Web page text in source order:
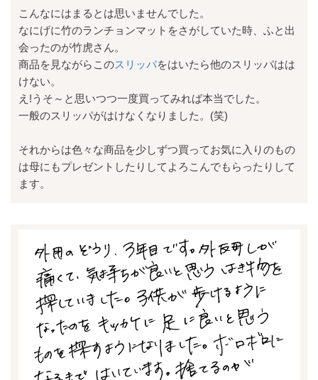
こんなにはまるとは思いませんでした。
なにげに竹のランチョンマットをさがしていた時、ふと出
会ったのが竹虎さん。
商品を見ながらこのスリッパをはいたら他のスリッパはは
けない。
え!うそ～と思いつつ一度買ってみれば本当でした。
一般のスリッパがはけなくなりました。(笑)
それからは色々な商品を少しずつ買ってお気に入りのもの
は母にもプレゼントしたりしてよろこんでもらったりして
ます。